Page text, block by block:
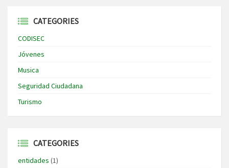
CATEGORIES
CODISEC
Jóvenes
Musica
Seguridad Ciudadana
Turismo
CATEGORIES
entidades (1)